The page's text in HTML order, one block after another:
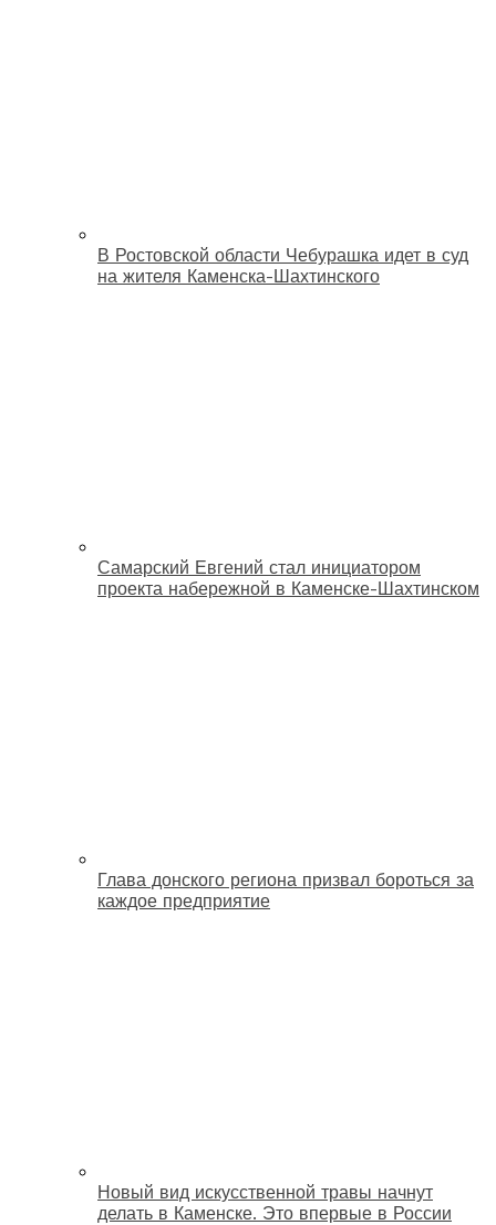
В Ростовской области Чебурашка идет в суд
на жителя Каменска-Шахтинского
Самарский Евгений стал инициатором
проекта набережной в Каменске-Шахтинском
Глава донского региона призвал бороться за
каждое предприятие
Новый вид искусственной травы начнут
делать в Каменске. Это впервые в России